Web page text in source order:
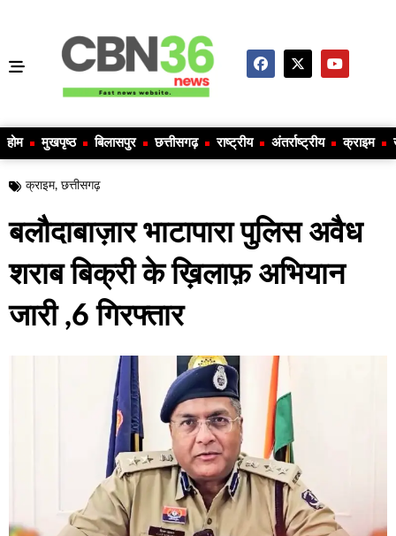
होम मुखपृष्ठ बिलासपुर छत्तीसगढ़ राष्ट्रीय अंतर्राष्ट्रीय क्राइम
क्राइम, छत्तीसगढ़
बलौदाबाज़ार भाटापारा पुलिस अवैध
शराब बिक्री के ख़िलाफ़ अभियान
जारी ,6 गिरफ्तार